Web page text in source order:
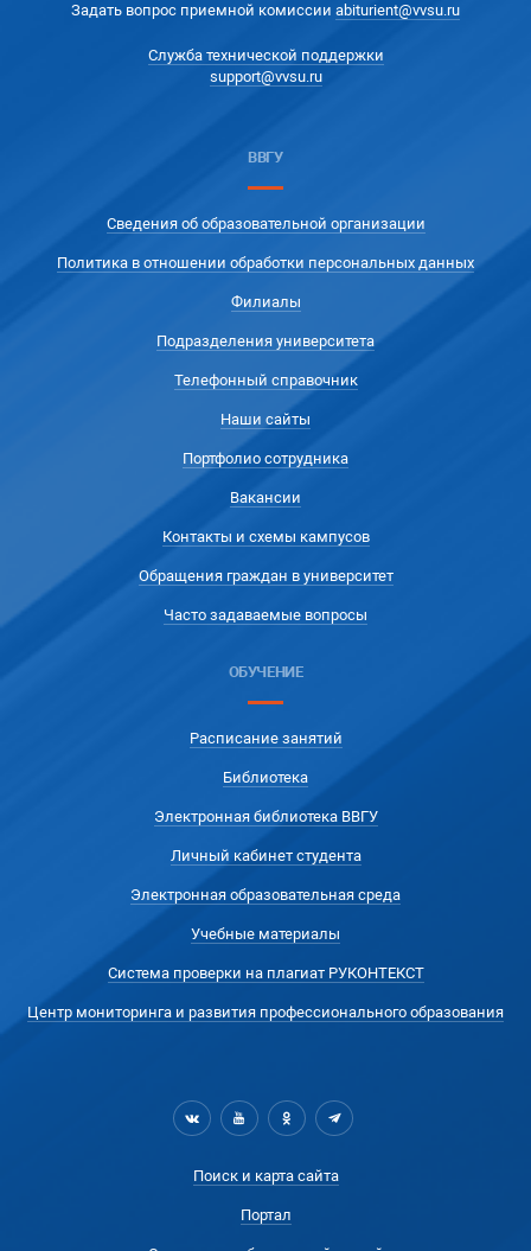
Задать вопрос приемной комиссии abiturient@vvsu.ru
Служба технической поддержки
support@vvsu.ru
ВВГУ
Сведения об образовательной организации
Политика в отношении обработки персональных данных
Филиалы
Подразделения университета
Телефонный справочник
Наши сайты
Портфолио сотрудника
Вакансии
Контакты и схемы кампусов
Обращения граждан в университет
Часто задаваемые вопросы
ОБУЧЕНИЕ
Расписание занятий
Библиотека
Электронная библиотека ВВГУ
Личный кабинет студента
Электронная образовательная среда
Учебные материалы
Система проверки на плагиат РУКОНТЕКСТ
Центр мониторинга и развития профессионального образования
Поиск и карта сайта
Портал